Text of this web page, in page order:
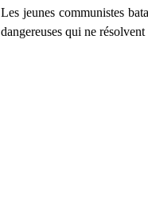
Les jeunes communistes
dangereuses qui ne